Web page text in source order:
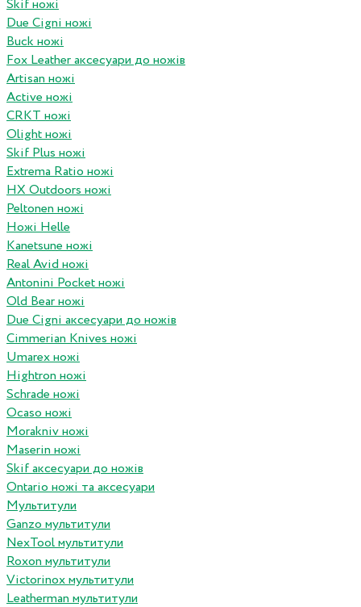
Skif ножі
Due Cigni ножі
Buck ножі
Fox Leather аксесуари до ножів
Artisan ножі
Active ножі
CRKT ножі
Olight ножі
Skif Plus ножі
Extrema Ratio ножі
HX Outdoors ножі
Peltonen ножі
Ножі Helle
Kanetsune ножі
Real Avid ножі
Antonini Pocket ножі
Old Bear ножі
Due Cigni аксесуари до ножів
Cimmerian Knives ножі
Umarex ножі
Hightron ножі
Schrade ножі
Ocaso ножі
Morakniv ножі
Maserin ножі
Skif аксесуари до ножів
Ontario ножі та аксесуари
Мультитули
Ganzo мультитули
NexTool мультитули
Roxon мультитули
Victorinox мультитули
Leatherman мультитули